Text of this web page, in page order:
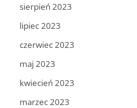
sierpień 2023
lipiec 2023
czerwiec 2023
maj 2023
kwiecień 2023
marzec 2023